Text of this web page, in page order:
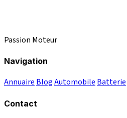
Passion Moteur
Navigation
Annuaire BlogAutomobile Batterie
Contact